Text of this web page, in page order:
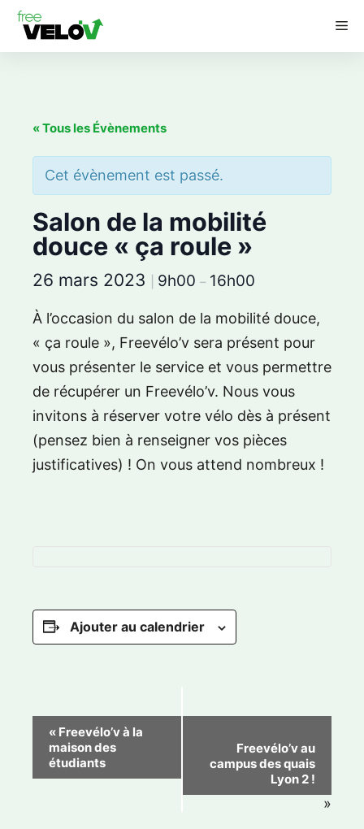
Aller
« Tous les Évènements
Cet évènement est passé.
Salon de la mobilité
douce « ça roule »
26 mars 2023 9h00 – 16h00
À l’occasion du salon de la mobilité douce,
« ça roule », Freevélo’v sera présent pour
vous présenter le service et vous permettre
de récupérer un Freevélo’v. Nous vous
invitons à réserver votre vélo dès à présent
(pensez bien à renseigner vos pièces
justificatives) ! On vous attend nombreux !
Ajouter au calendrier
v
« Freevélo’v à la
maison des
étudiants
Freevélo’v au
campus des quais
Lyon 2 !
»